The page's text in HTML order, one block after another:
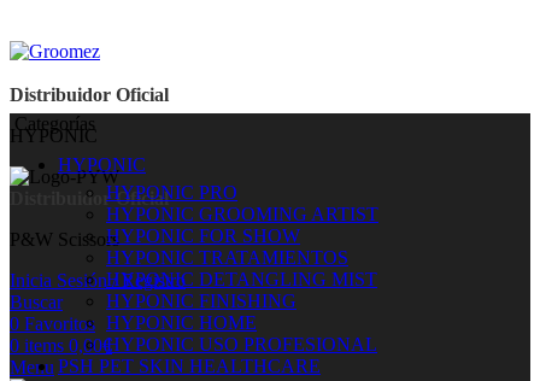
Distribuidor Oficial
HYPONIC
Distribuidor Oficial
P&W Scissors
Inicia Sesión / Registro
Buscar
0 Favoritos
0 items 0,00€
Menu
Categorías
HYPONIC
HYPONIC PRO
HYPONIC GROOMING ARTIST
HYPONIC FOR SHOW
HYPONIC TRATAMIENTOS
HYPONIC DETANGLING MIST
HYPONIC FINISHING
HYPONIC HOME
HYPONIC USO PROFESIONAL
PSH PET SKIN HEALTHCARE